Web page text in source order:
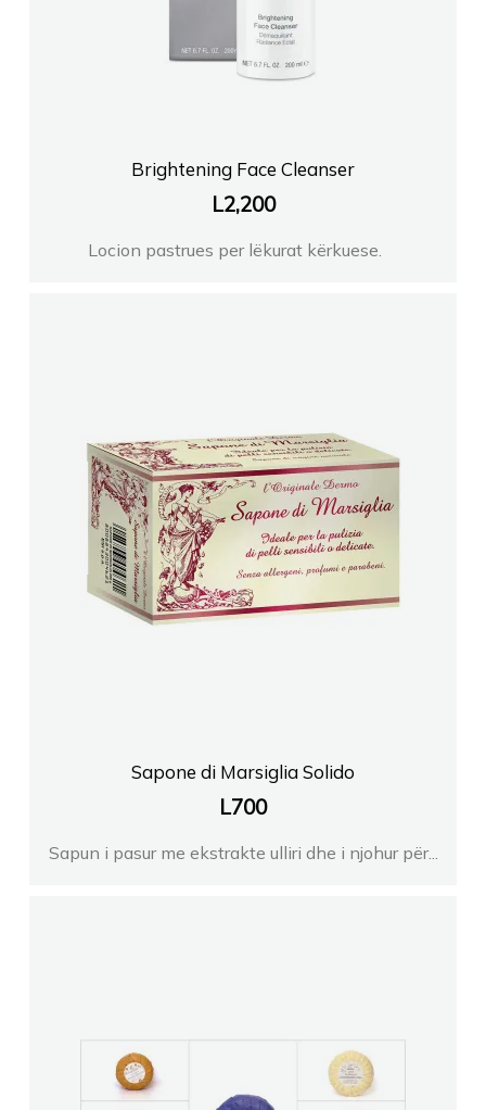
Brightening Face Cleanser
L2,200
Locion pastrues per lëkurat kërkuese.
Sapone di Marsiglia Solido
L700
Sapun i pasur me ekstrakte ulliri dhe i njohur për...